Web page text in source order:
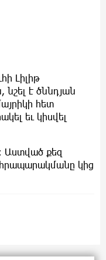
Լիլիթ
նշել է ծննդյան
հետ
եւ կիսվել
Աստված քեզ
կից